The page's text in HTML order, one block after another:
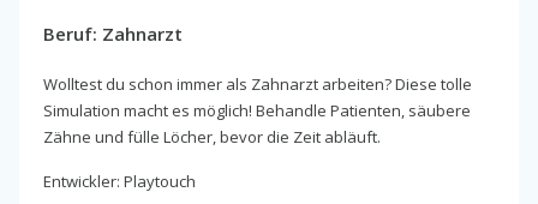
Beruf: Zahnarzt
Wolltest du schon immer als Zahnarzt arbeiten? Diese tolle
Simulation macht es möglich! Behandle Patienten, säubere
Zähne und fülle Löcher, bevor die Zeit abläuft.
Entwickler: Playtouch